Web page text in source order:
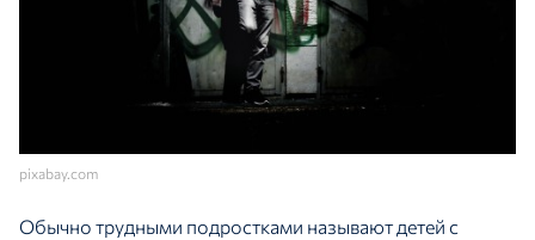
pixabay.com
Обычно трудными подростками называют детей с